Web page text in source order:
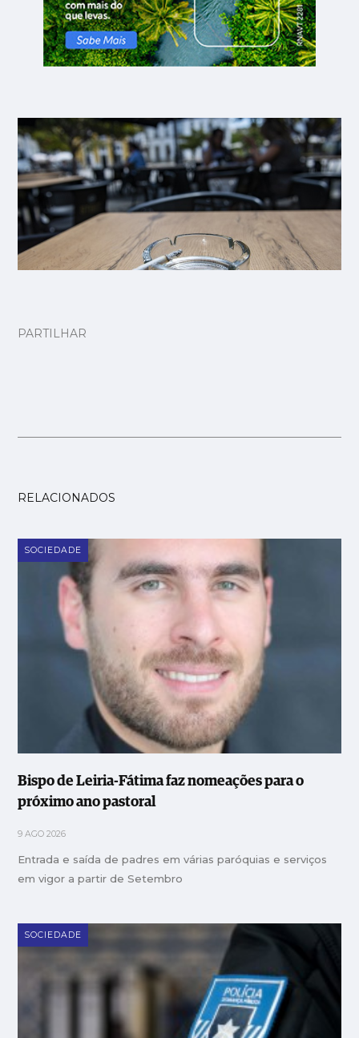
PARTILHAR
RELACIONADOS
SOCIEDADE
Bispo de Leiria-Fátima faz nomeações para o
próximo ano pastoral
9 AGO 2026
Entrada e saída de padres em várias paróquias e serviços
em vigor a partir de Setembro
SOCIEDADE